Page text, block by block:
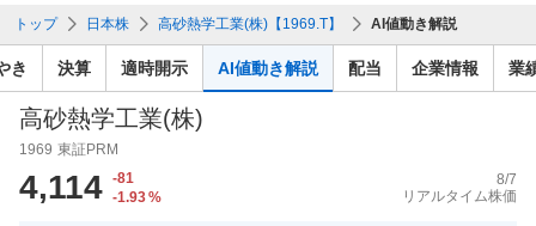
検
索
トップ 日本株 高砂熱学工業(株)【1969.T】 AI値動き解説
き 決算 適時開示 AI値動き解説 配当 企業情報 業
高砂熱学工業(株)
1969 東証PRM
4,114 -81
-1.93%
8/7
リアルタイム株価